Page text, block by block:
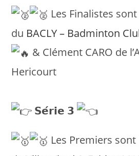
Les Finalistes
du BACLY – Badminton
& Clément CARO de
Hericourt
𝗦𝗲́𝗿𝗶𝗲 𝟯
Les Premiers sont